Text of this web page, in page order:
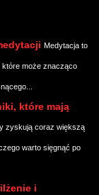
Medytacja to
które może znacząco
które mają
zyskują coraz większą
warto sięgnąć po
i